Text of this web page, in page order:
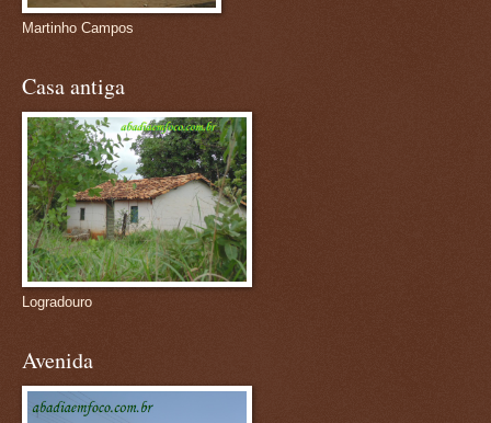
Martinho Campos
Casa antiga
Logradouro
Avenida